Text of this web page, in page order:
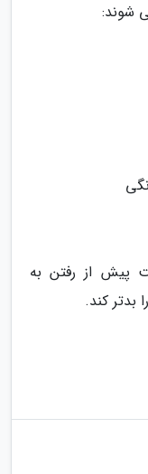
شوند:
پیش از رفتن به
بدتر کند.